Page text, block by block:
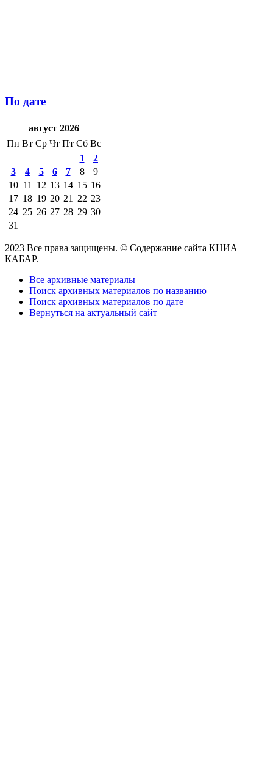
По дате
август 2026
Пн Вт Ср Чт Пт Сб Вс
1
2
3
4 5 6 7 8
9
10 11 12 13 14 15 16
17 18 19 20 21 22 23
24 25 26 27 28 29 30
31
2023 Все права защищены. © Содержание сайта КНИА
КАБАР.
Все архивные материалы
Поиск архивных материалов по названию
Поиск архивных материалов по дате
Вернуться на актуальный сайт